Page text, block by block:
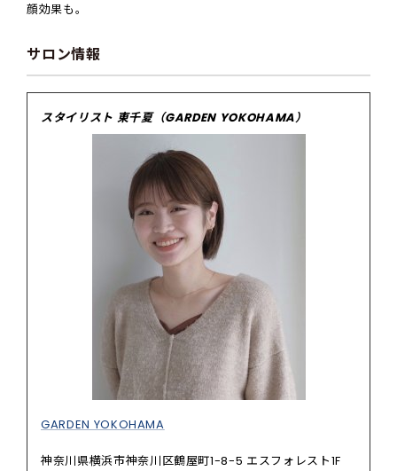
顔効果も。
サロン情報
スタイリスト 東千夏（GARDEN YOKOHAMA）
GARDEN YOKOHAMA
神奈川県横浜市神奈川区鶴屋町1-8-5 エスフォレスト1F